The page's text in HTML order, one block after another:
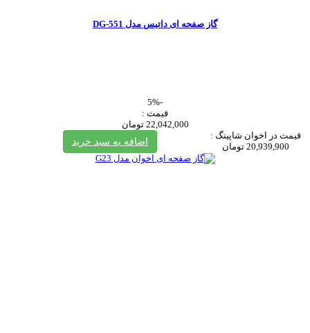
گاز صفحه ای داتیس مدل DG-551
-5%
قیمت :
22,042,000 تومان
قیمت در اخوان شاپینگ :
20,939,900 تومان
اضافه به سبد خرید